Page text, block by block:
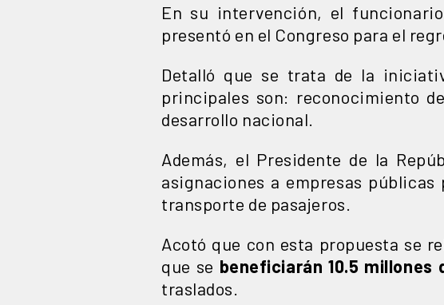
En su intervención, el
presentó en el Congreso para el
Detalló que se trata de la
principales son: reconocimiento
desarrollo nacional.
Además, el Presidente de la
asignaciones a empresas públicas
transporte de pasajeros.
Acotó que con esta propuesta se
que se beneficiarán 10.5 millones
traslados.